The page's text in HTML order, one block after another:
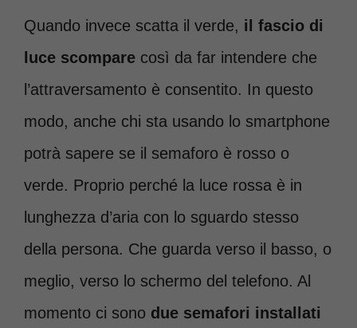
Quando invece scatta il verde, il fascio di
luce scompare così da far intendere che
l’attraversamento è consentito. In questo
modo, anche chi sta usando lo smartphone
potrà sapere se il semaforo è rosso o
verde. Proprio perché la luce rossa è in
lunghezza d’aria con lo sguardo stesso
della persona. Che guarda verso il basso, o
meglio, verso lo schermo del telefono. Al
momento ci sono due semafori installati